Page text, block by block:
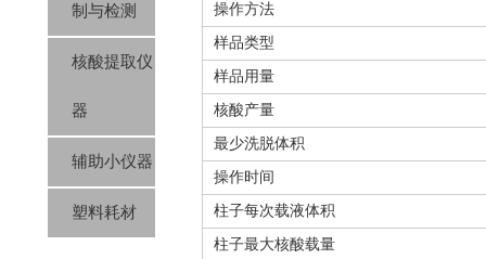
制与检测
核酸提取仪
器
辅助小仪器
塑料耗材
操作方法
样品类型
样品用量
核酸产量
最少洗脱体积
操作时间
柱子每次载液体积
柱子最大核酸载量